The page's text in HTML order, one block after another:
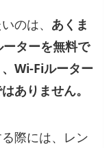
のは、 あくま
ターを無料で
Wi-Fiルーター
ありません。
際には、レン